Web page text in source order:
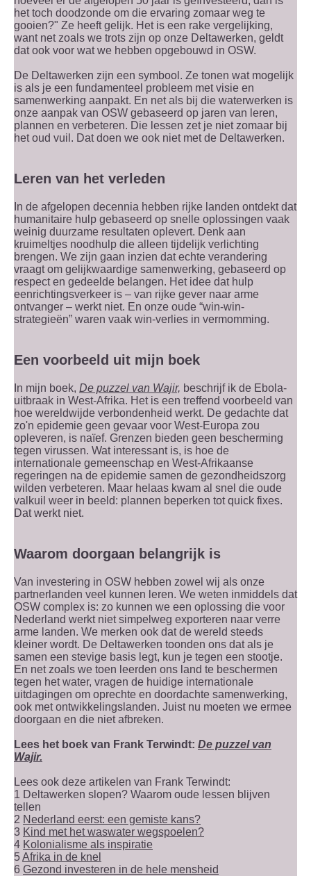
het toch doodzonde om die ervaring zomaar weg te
gooien?" Ze heeft gelijk. Het is een rake vergelijking,
want net zoals we trots zijn op onze Deltawerken, geldt
dat ook voor wat we hebben opgebouwd in OSW.
De Deltawerken zijn een symbool. Ze tonen wat mogelijk
is als je een fundamenteel probleem met visie en
samenwerking aanpakt. En net als bij die waterwerken is
onze aanpak van OSW gebaseerd op jaren van leren,
plannen en verbeteren. Die lessen zet je niet zomaar bij
het oud vuil. Dat doen we ook niet met de Deltawerken.
Leren van het verleden
In de afgelopen decennia hebben rijke landen ontdekt dat
humanitaire hulp gebaseerd op snelle oplossingen vaak
weinig duurzame resultaten oplevert. Denk aan
kruimeltjes noodhulp die alleen tijdelijk verlichting
brengen. We zijn gaan inzien dat echte verandering
vraagt om gelijkwaardige samenwerking, gebaseerd op
respect en gedeelde belangen. Het idee dat hulp
eenrichtingsverkeer is – van rijke gever naar arme
ontvanger – werkt niet. En onze oude “win-win-
strategieën” waren vaak win-verlies in vermomming.
Een voorbeeld uit mijn boek
In mijn boek, De puzzel van Wajir, beschrijf ik de Ebola-
uitbraak in West-Afrika. Het is een treffend voorbeeld van
hoe wereldwijde verbondenheid werkt. De gedachte dat
zo'n epidemie geen gevaar voor West-Europa zou
opleveren, is naïef. Grenzen bieden geen bescherming
tegen virussen. Wat interessant is, is hoe de
internationale gemeenschap en West-Afrikaanse
regeringen na de epidemie samen de gezondheidszorg
wilden verbeteren. Maar helaas kwam al snel die oude
valkuil weer in beeld: plannen beperken tot quick fixes.
Dat werkt niet.
Waarom doorgaan belangrijk is
Van investering in OSW hebben zowel wij als onze
partnerlanden veel kunnen leren. We weten inmiddels dat
OSW complex is: zo kunnen we een oplossing die voor
Nederland werkt niet simpelweg exporteren naar verre
arme landen. We merken ook dat de wereld steeds
kleiner wordt. De Deltawerken toonden ons dat als je
samen een stevige basis legt, kun je tegen een stootje.
En net zoals we toen leerden ons land te beschermen
tegen het water, vragen de huidige internationale
uitdagingen om oprechte en doordachte samenwerking,
ook met ontwikkelingslanden. Juist nu moeten we ermee
doorgaan en die niet afbreken.
Lees het boek van Frank Terwindt: De puzzel van
Wajir.
Lees ook deze artikelen van Frank Terwindt:
1 Deltawerken slopen? Waarom oude lessen blijven
tellen
2 Nederland eerst: een gemiste kans?
3 Kind met het waswater wegspoelen?
4 Kolonialisme als inspiratie
5Afrika in de knel
6 Gezond investeren in de hele mensheid